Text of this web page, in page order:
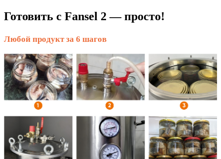
Готовить с Fansel 2 — просто!
Любой продукт за 6 шагов